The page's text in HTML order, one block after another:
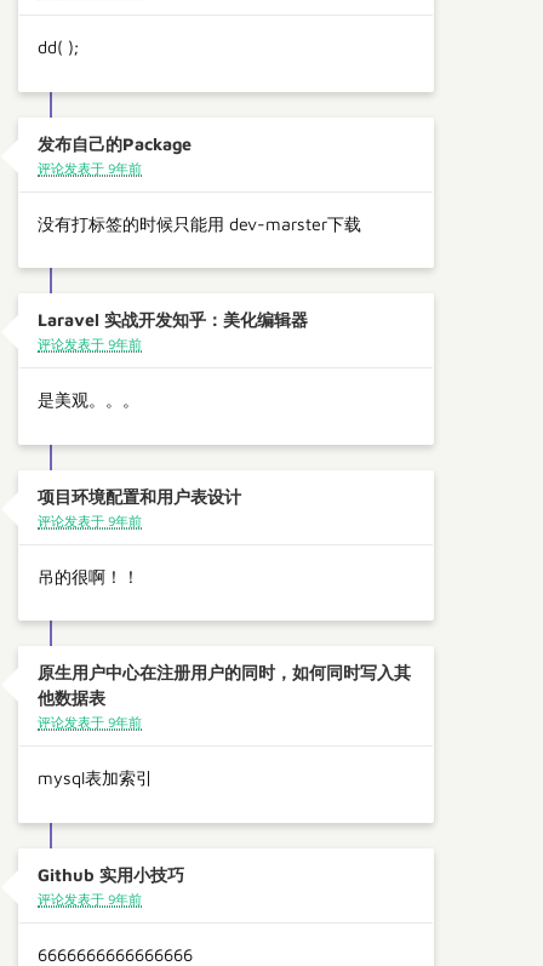
dd( );
发布自己的Package
评论发表于 9年前
没有打标签的时候只能用 dev-marster下载
Laravel 实战开发知乎：美化编辑器
评论发表于 9年前
是美观。。。
项目环境配置和用户表设计
评论发表于 9年前
吊的很啊！！
原生用户中心在注册用户的同时，如何同时写入其
他数据表
评论发表于 9年前
mysql表加索引
Github 实用小技巧
评论发表于 9年前
6666666666666666